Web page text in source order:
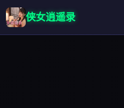
侠女逍遥录